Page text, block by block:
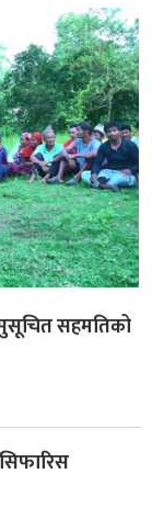
सुसूचित सहमतिको